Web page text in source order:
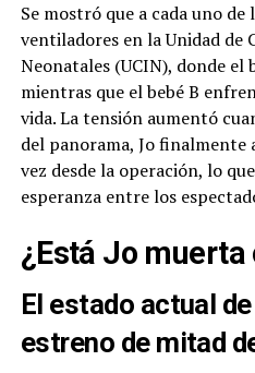
Se mostró que a cada uno de
ventiladores en la Unidad de
Neonatales (UCIN), donde el
mientras que el bebé B
vida. La tensión aumentó
del panorama, Jo
vez desde la operación, lo
esperanza entre los
¿Está Jo muerta
El estado actual
estreno de mitad